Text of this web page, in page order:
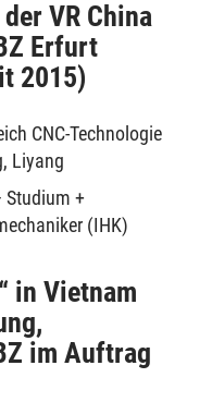
VR China
Erfurt
2015)
CNC-Technologie
Liyang
Studium +
(IHK)
in Vietnam
im Auftrag